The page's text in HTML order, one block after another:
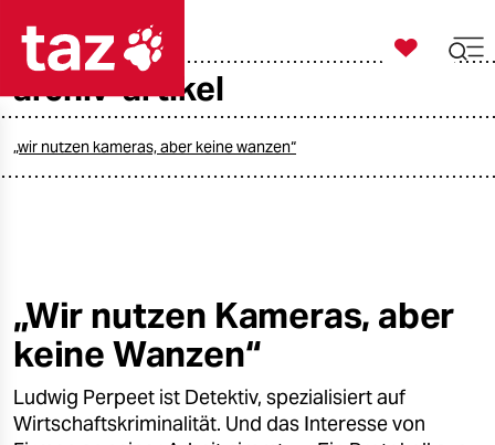
taz zahl ich
öko
gesellschaft
kultur

taz zahl ich
archiv-artikel
„wir nutzen kameras, aber keine wanzen“
„Wir nutzen Kameras, aber
keine Wanzen“
Ludwig Perpeet ist Detektiv, spezialisiert auf
Wirtschaftskriminalität. Und das Interesse von